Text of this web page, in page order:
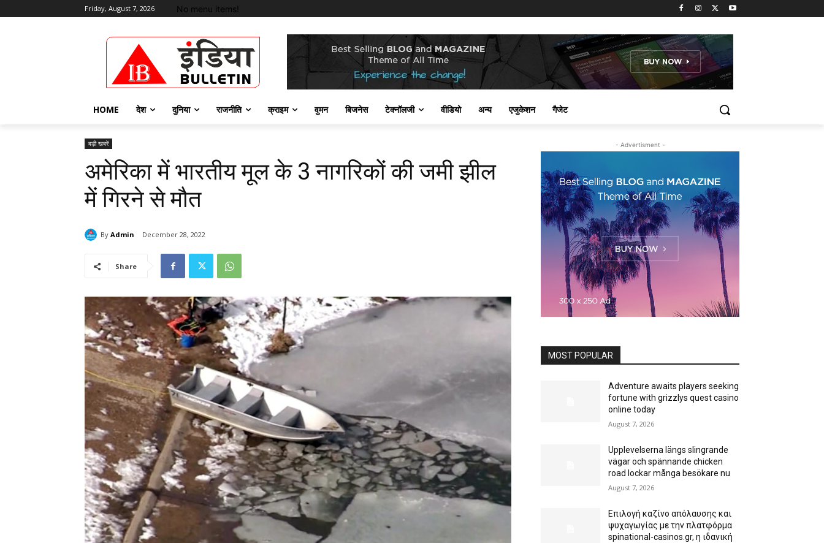
Friday, August 7, 2026 No menu items!
HOME देश दुनिया राजनीति क्राइम वुमन बिजनेस टेक्नॉलजी वीडियो अन्य एजुकेशन गैजेट
बड़ी खबरें
अमेरिका में भारतीय मूल के 3 नागरिकों की जमी झील
में गिरने से मौत
By Admin December 28, 2022
Share
- Advertisment -
MOST POPULAR
Adventure awaits players seeking
fortune with grizzlys quest casino
online today
August 7, 2026
Upplevelserna längs slingrande
vägar och spännande chicken
road lockar många besökare nu
August 7, 2026
Επιλογή καζίνο απόλαυσης και
ψυχαγωγίας με την πλατφόρμα
spinational-casinos.gr, η ιδανική